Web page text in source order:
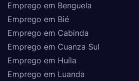
Emprego em Benguela
Emprego em Bié
Emprego em Cabinda
Emprego em Cuanza Sul
Emprego em Huíla
Emprego em Luanda